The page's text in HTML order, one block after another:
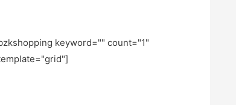
keyword="" count="1"